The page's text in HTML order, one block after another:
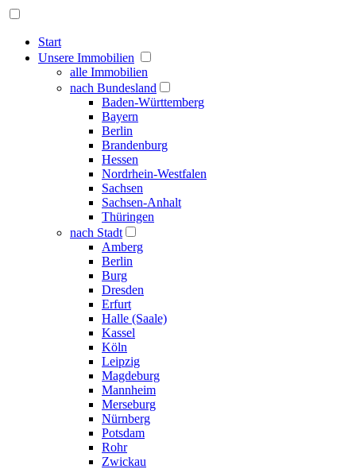
Start
Unsere Immobilien
alle Immobilien
nach Bundesland
Baden-Württemberg
Bayern
Berlin
Brandenburg
Hessen
Nordrhein-Westfalen
Sachsen
Sachsen-Anhalt
Thüringen
nach Stadt
Amberg
Berlin
Burg
Dresden
Erfurt
Halle (Saale)
Kassel
Köln
Leipzig
Magdeburg
Mannheim
Merseburg
Nürnberg
Potsdam
Rohr
Zwickau